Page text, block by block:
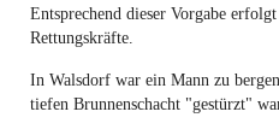
Entsprechend dieser Vorgabe
Rettungskräfte.
In Walsdorf war ein Mann zu
tiefen Brunnenschacht "gestürzt"